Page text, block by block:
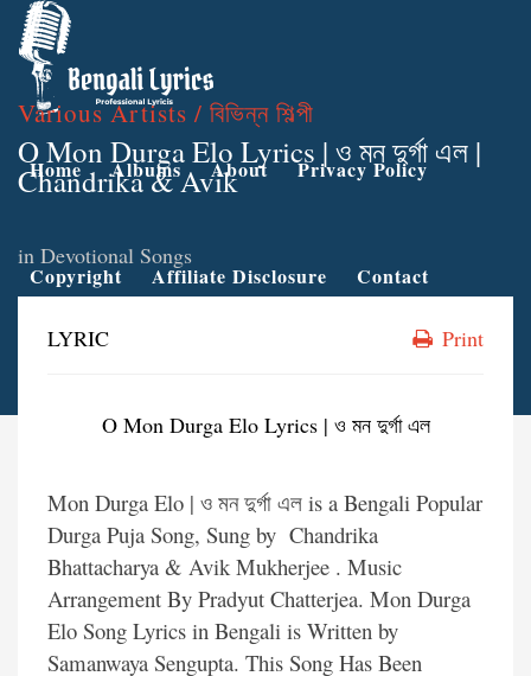
Home Albums About Privacy Policy
Copyright Affiliate Disclosure Contact
Various Artists / বিভিন্ন শিল্পী
O Mon Durga Elo Lyrics | ও মন দুর্গা এল |
Chandrika & Avik
in Devotional Songs
LYRIC Print
O Mon Durga Elo Lyrics | ও মন দুর্গা এল
Mon Durga Elo | ও মন দুর্গা এল is a Bengali Popular
Durga Puja Song, Sung by Chandrika
Bhattacharya & Avik Mukherjee . Music
Arrangement By Pradyut Chatterjea. Mon Durga
Elo Song Lyrics in Bengali is Written by
Samanwaya Sengupta. This Song Has Been